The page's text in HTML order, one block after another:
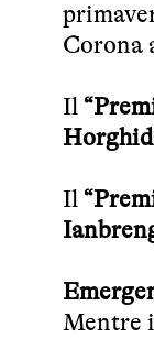
Corona
Il
Il
Mentre